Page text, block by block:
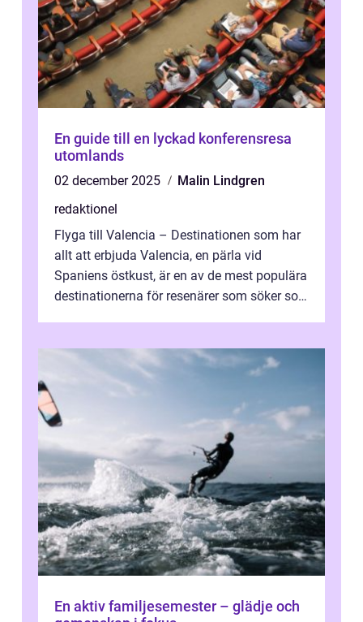
En guide till en lyckad konferensresa
utomlands
02 december 2025
Malin Lindgren
redaktionel
Flyga till Valencia – Destinationen som har
allt att erbjuda Valencia, en pärla vid
Spaniens östkust, är en av de mest populära
destinationerna för resenärer som söker sol,
En aktiv familjesemester – glädje och